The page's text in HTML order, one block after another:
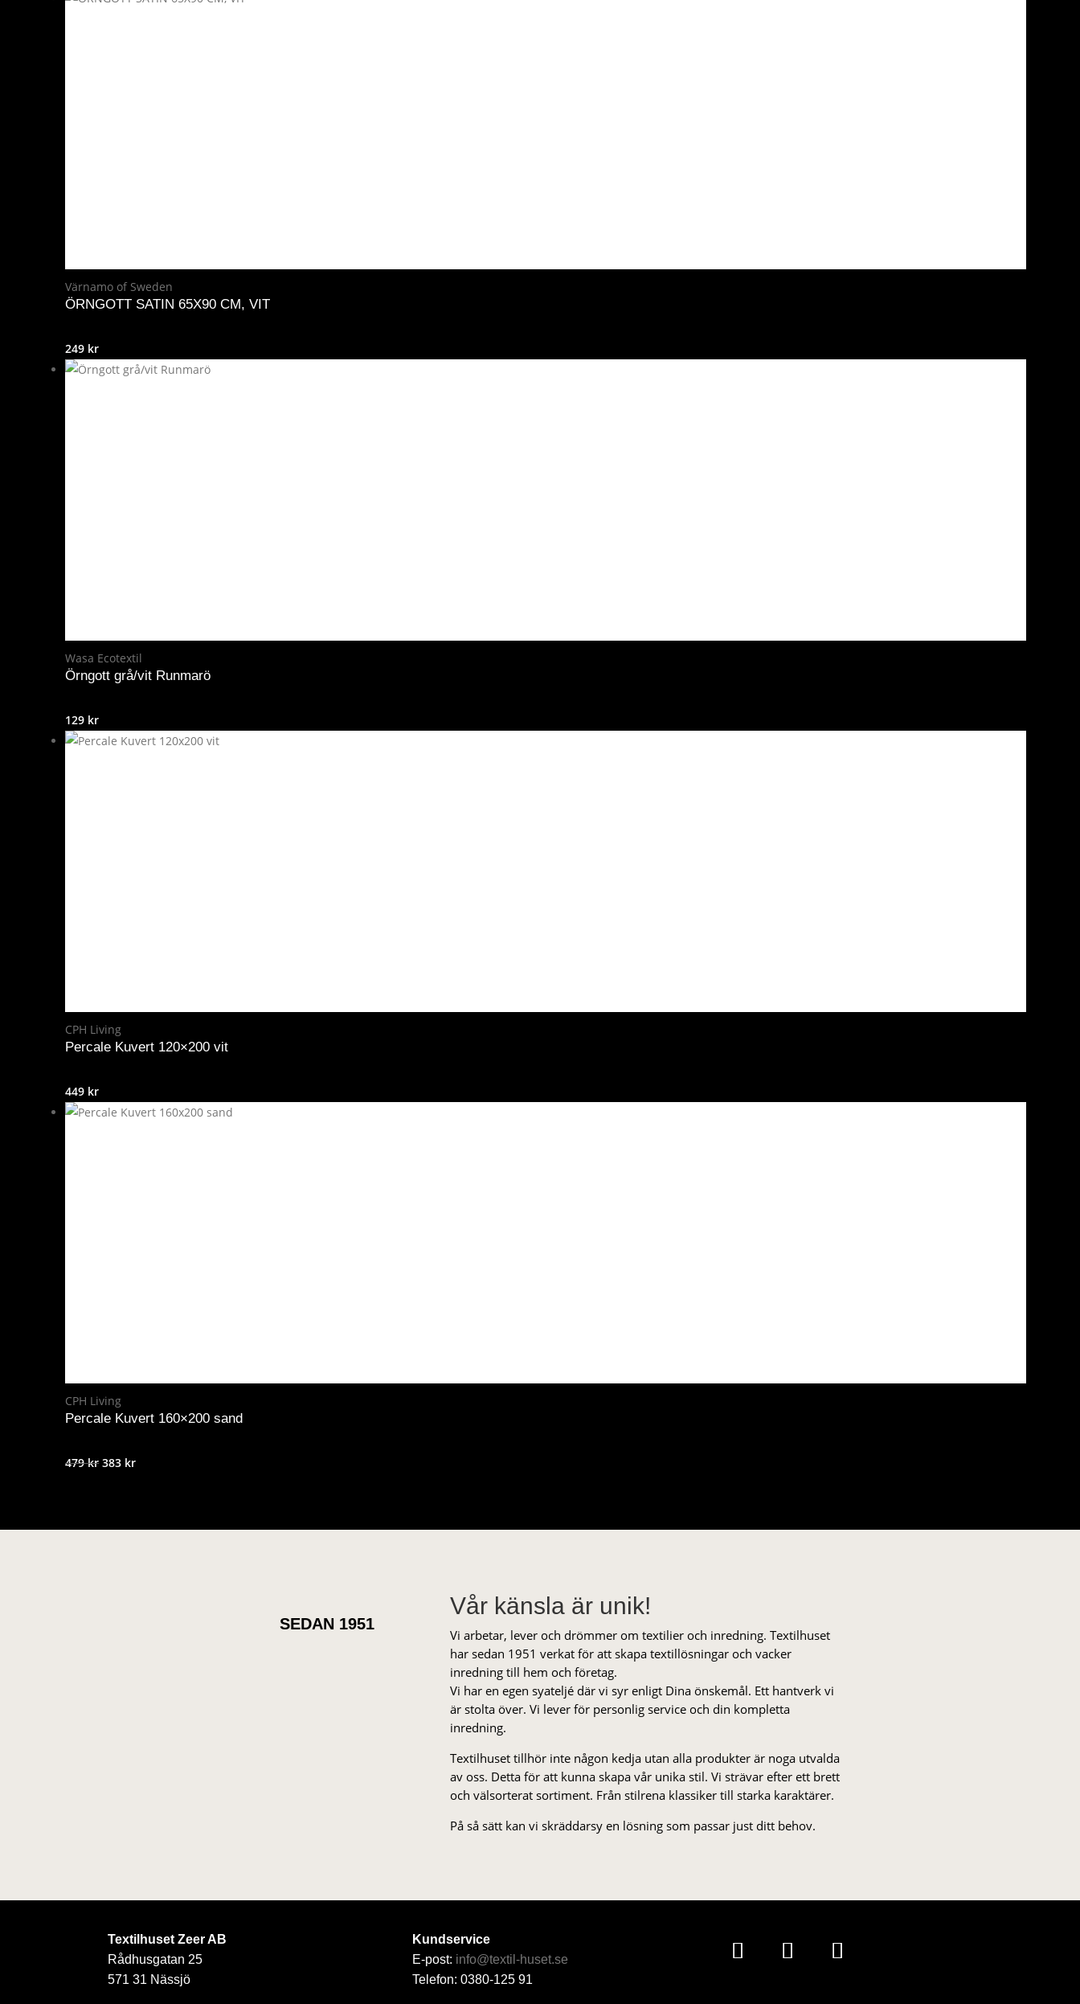
Värnamo of Sweden
ÖRNGOTT SATIN 65X90 CM, VIT
249 kr
Wasa Ecotextil
Örngott grå/vit Runmarö
129 kr
CPH Living
Percale Kuvert 120×200 vit
449 kr
CPH Living
Percale Kuvert 160×200 sand
479kr Det
383 krDet
SEDAN 1951
Vår känsla är unik!
Vi arbetar, lever och drömmer om textilier och inredning. Textilhuset
har sedan 1951 verkat för att skapa textillösningar och vacker
inredning till hem och företag.
Vi har en egen syateljé där vi syr enligt Dina önskemål. Ett hantverk vi
är stolta över. Vi lever för personlig service och din kompletta
inredning.
Textilhuset tillhör inte någon kedja utan alla produkter är noga utvalda
av oss. Detta för att kunna skapa vår unika stil. Vi strä­var efter ett brett
och välsorterat sor­ti­ment. Från stil­rena klas­siker till starka karaktärer.
På så sätt kan vi skräddarsy en lösning som passar just ditt behov.
Textilhuset Zeer AB
Rådhusgatan 25
571 31 Nässjö
Kundservice
E-post: info@textil-huset.se
Telefon: 0380-125 91